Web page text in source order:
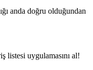
anda doğru olduğundan
listesi uygulamasını al!